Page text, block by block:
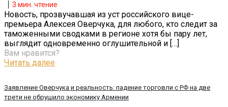
Заявление Оверчука и реальность: падение торговли с РФ на две
трети не обрушило экономику Армении
3 мин. чтение
Новость, прозвучавшая из уст российского вице-
премьера Алексея Оверчука, для любого, кто следит за
таможенными сводками в регионе хотя бы пару лет,
выглядит одновременно оглушительной и […]
Вам нравится?
Читать далее